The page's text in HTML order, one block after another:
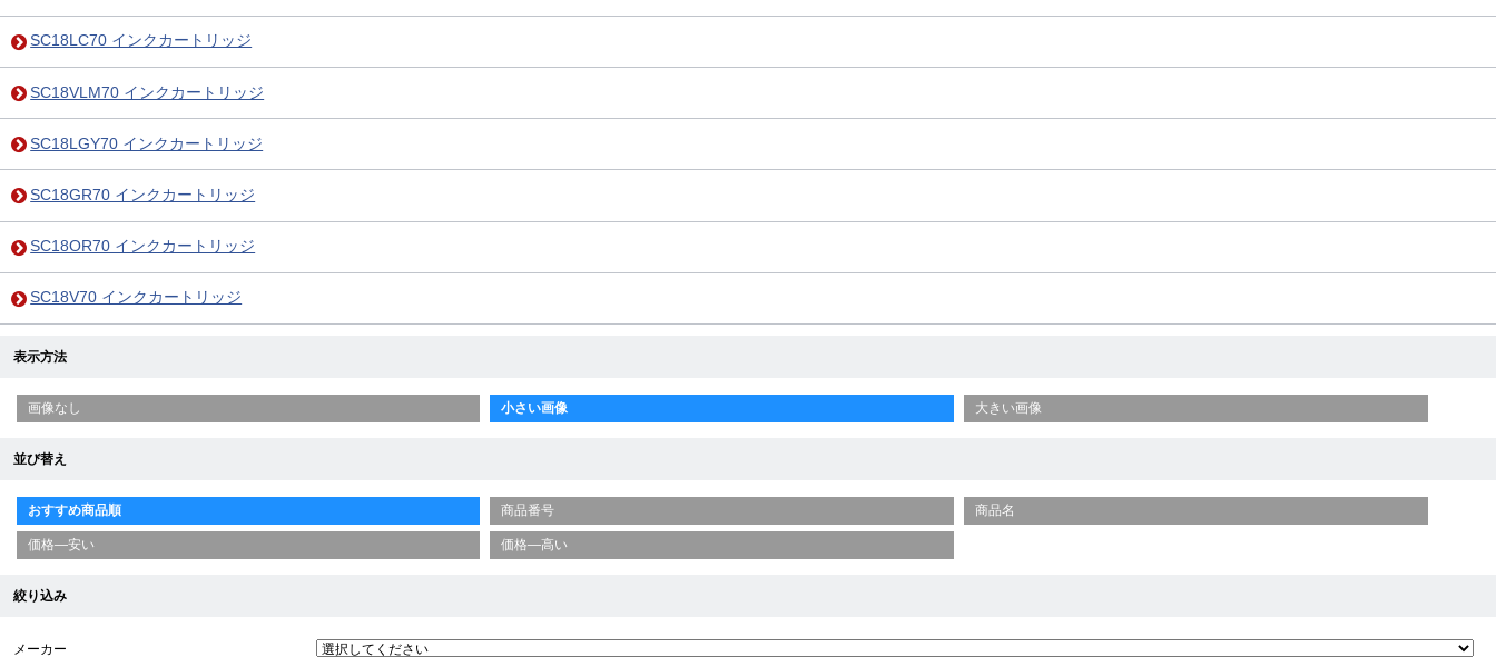
SC18LC70 インクカートリッジ
SC18VLM70 インクカートリッジ
SC18LGY70 インクカートリッジ
SC18GR70 インクカートリッジ
SC18OR70 インクカートリッジ
SC18V70 インクカートリッジ
表示方法
画像なし 小さい画像 大きい画像
並び替え
おすすめ商品順 商品番号 商品名
価格—安い 価格—高い
絞り込み
メーカー